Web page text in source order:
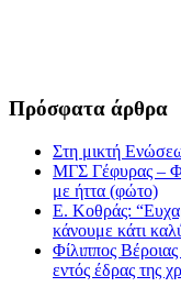
Πρόσφατα άρθρα
Στη μικτή
ΜΓΣ Γέφυρας –
με ήττα (φώτο)
Ε. Κοθράς:
κάνουμε κάτι
Φίλιππος
εντός έδρας της